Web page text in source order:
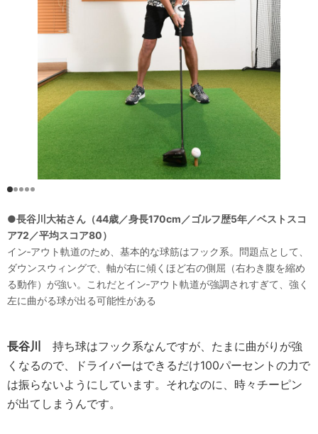
●長谷川大祐さん（44歳／身長170cm／ゴルフ歴5年／ベストスコ
ア72／平均スコア80）
イン‐アウト軌道のため、基本的な球筋はフック系。問題点として、
ダウンスウィングで、軸が右に傾くほど右の側屈（右わき腹を縮め
る動作）が強い。これだとイン‐アウト軌道が強調されすぎて、強く
左に曲がる球が出る可能性がある
長谷川
持ち球はフック系なんですが、たまに曲がりが強
くなるので、ドライバーはできるだけ100パーセントの力で
は振らないようにしています。それなのに、時々チーピン
が出てしまうんです。